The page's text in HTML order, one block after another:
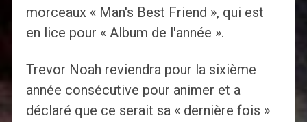
morceaux « Man's Best Friend », qui est
en lice pour « Album de l'année ».
Trevor Noah reviendra pour la sixième
année consécutive pour animer et a
déclaré que ce serait sa « dernière fois »